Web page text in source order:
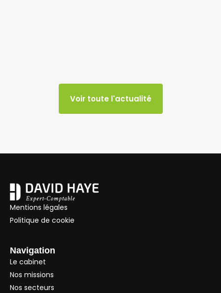
Voir toute l'actualité
Mentions légales
Politique de cookie
Navigation
Le cabinet
Nos missions
Nos secteurs